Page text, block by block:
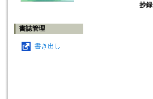
書誌管理
書き出し
抄録